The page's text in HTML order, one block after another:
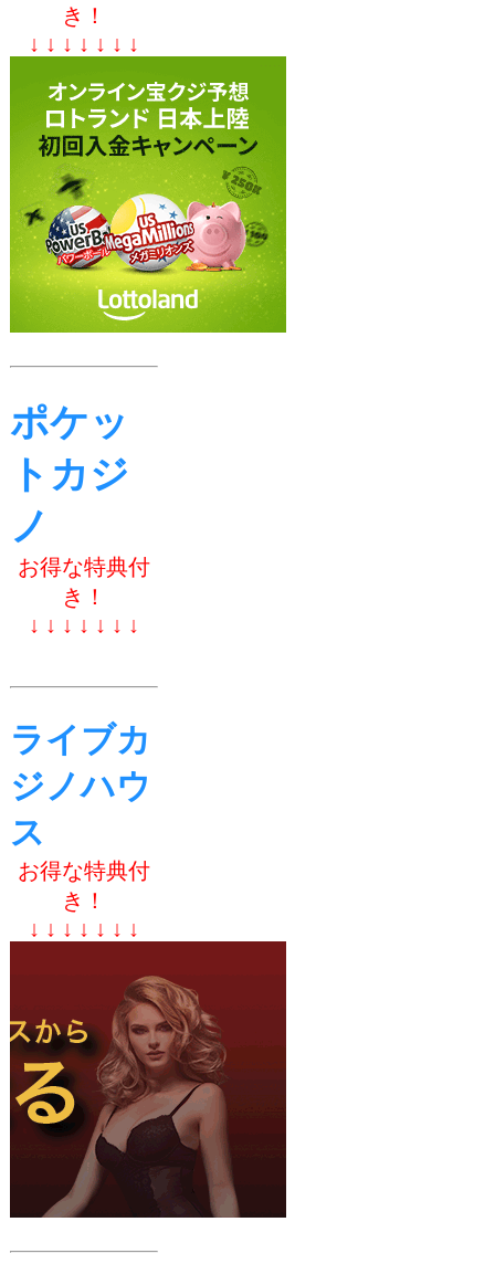
き！
↓ ↓ ↓ ↓ ↓ ↓ ↓
ポケッ
トカジ
ノ
お得な特典付
き！
↓ ↓ ↓ ↓ ↓ ↓ ↓
ライブカ
ジノハウ
ス
お得な特典付
き！
↓ ↓ ↓ ↓ ↓ ↓ ↓